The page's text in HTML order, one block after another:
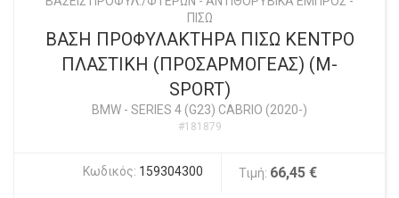
ΠΙΣΩ
ΒΑΣΗ ΠΡΟΦΥΛΑΚΤΗΡΑ ΠΙΣΩ ΚΕΝΤΡΟ
ΠΛΑΣΤΙΚΗ (ΠΡΟΣΑΡΜΟΓΕΑΣ) (M-
SPORT)
BMW - SERIES 4 (G23) CABRIO (2020-)
#181879
Κωδικός: 159304300 Τιμή: 66,45 €